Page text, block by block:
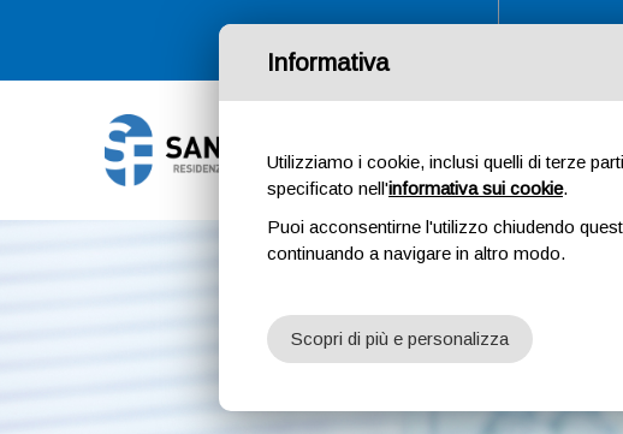
Informativa
Utilizziamo i cookie, inclusi quelli di terze
specificato nell'informativa sui cookie.
Puoi acconsentirne l'utilizzo chiudendo
continuando a navigare in altro modo.
Scopri di più e personalizza